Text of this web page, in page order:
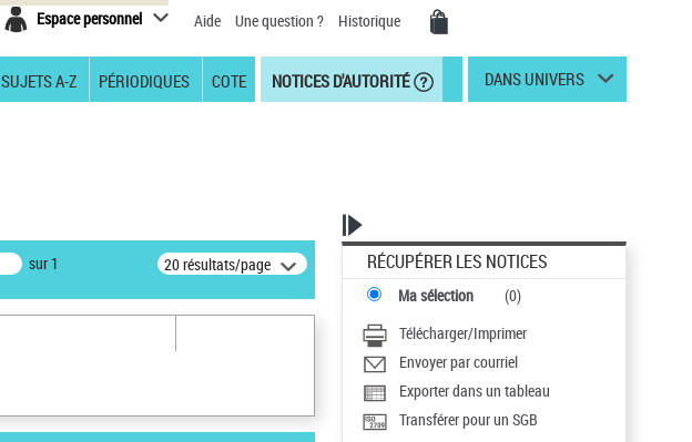
Espace personnel Aide Une question ? Historique
SUJETS A-Z PÉRIODIQUES COTE NOTICES D'AUTORITÉ DANS UNIVERS
sur 1 20 résultats/page RÉCUPÉRER LES NOTICES
Ma sélection (0)
Télécharger/Imprimer
Envoyer par courriel
Exporter dans un tableau
Transférer pour un SGB